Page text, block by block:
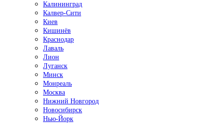
Калининград
Калвер-Сити
Киев
Кишинёв
Краснодар
Лаваль
Лион
Луганск
Минск
Монреаль
Москва
Нижний Новгород
Новосибирск
Нью-Йорк